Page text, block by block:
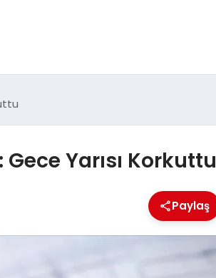
Gece Yarısı Korkuttu
Paylaş